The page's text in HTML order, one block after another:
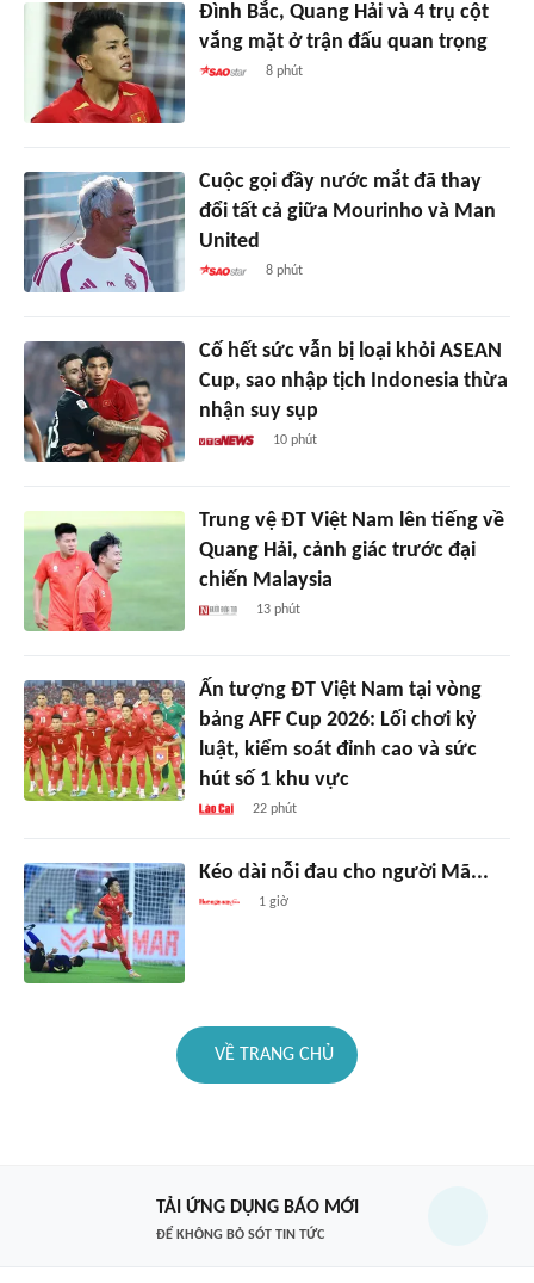
Đình Bắc, Quang Hải và 4 trụ cột
vắng mặt ở trận đấu quan trọng
8 phút
Cuộc gọi đầy nước mắt đã thay
đổi tất cả giữa Mourinho và Man
United
8 phút
Cố hết sức vẫn bị loại khỏi ASEAN
Cup, sao nhập tịch Indonesia thừa
nhận suy sụp
10 phút
Trung vệ ĐT Việt Nam lên tiếng về
Quang Hải, cảnh giác trước đại
chiến Malaysia
13 phút
Ấn tượng ĐT Việt Nam tại vòng
bảng AFF Cup 2026: Lối chơi kỷ
luật, kiểm soát đỉnh cao và sức
hút số 1 khu vực
22 phút
Kéo dài nỗi đau cho người Mã...
1 giờ
VỀ TRANG CHỦ
TẢI ỨNG DỤNG BÁO MỚI
ĐỂ KHÔNG BỎ SÓT TIN TỨC